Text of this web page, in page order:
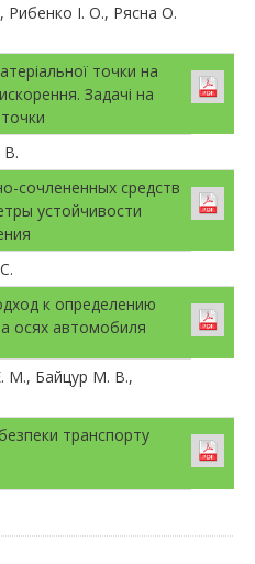
Рибенко І. О., Рясна О.
точки на
Задачі на
В.
сочлененных средств
устойчивости
к определению
осях автомобиля
М., Байцур М. В.,
транспорту